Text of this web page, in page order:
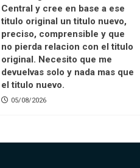
Central y cree en base a ese
titulo original un titulo nuevo,
preciso, comprensible y que
no pierda relacion con el titulo
original. Necesito que me
devuelvas solo y nada mas que
el titulo nuevo.
05/08/2026